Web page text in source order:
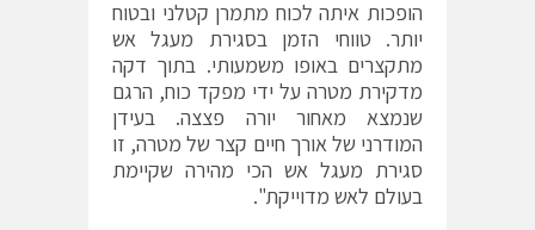
הופכות איתה לכוח מתמרן קטלני ובטוח
יותר. טווחי הזמן בסגירת מעגל אש
מתקצרים באופו משמעותי. בתוך דקה
מדקירת מטרה על ידי מפקד כוח, הרגם
שנמצא מאחור יורה פצצה. בעידן
המודרני של אורך חיים קצר של מטרה, זו
סגירת מעגל אש הכי מהירה שקיימת
בעולם לאש מדוייקת".